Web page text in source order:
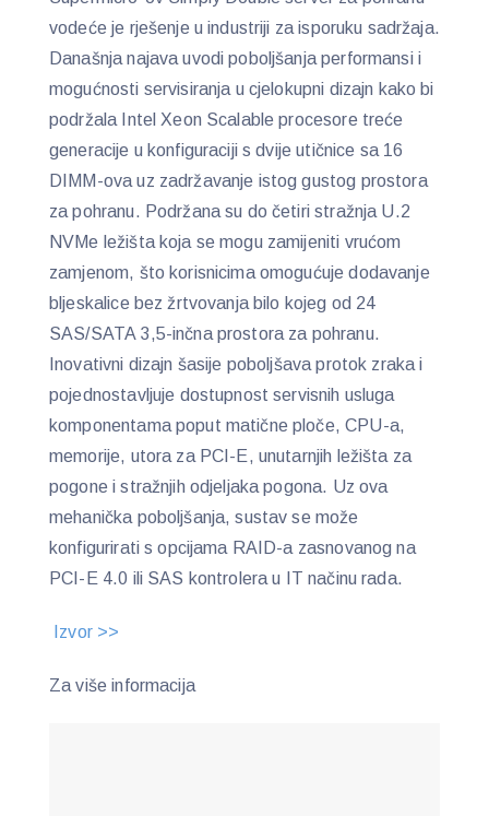
vodeće je rješenje u industriji za isporuku sadržaja.
Današnja najava uvodi poboljšanja performansi i
mogućnosti servisiranja u cjelokupni dizajn kako bi
podržala Intel Xeon Scalable procesore treće
generacije u konfiguraciji s dvije utičnice sa 16
DIMM-ova uz zadržavanje istog gustog prostora
za pohranu. Podržana su do četiri stražnja U.2
NVMe ležišta koja se mogu zamijeniti vrućom
zamjenom, što korisnicima omogućuje dodavanje
bljeskalice bez žrtvovanja bilo kojeg od 24
SAS/SATA 3,5-inčna prostora za pohranu.
Inovativni dizajn šasije poboljšava protok zraka i
pojednostavljuje dostupnost servisnih usluga
komponentama poput matične ploče, CPU-a,
memorije, utora za PCI-E, unutarnjih ležišta za
pogone i stražnjih odjeljaka pogona. Uz ova
mehanička poboljšanja, sustav se može
konfigurirati s opcijama RAID-a zasnovanog na
PCI-E 4.0 ili SAS kontrolera u IT načinu rada.
Izvor >>
Za više informacija